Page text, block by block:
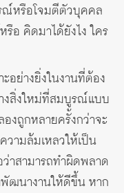
ณ์หรือโจมตีตัวบุคคล
รือ คิดมาได้ยังไง ใคร
ะอย่างยิ่งในงานที่ต้อง
างสิ่งใหม่ที่สมบูรณ์แบบ
งถูกหลายครั้งกว่าจะ
วามล้มเหลวให้เป็น
ว่าสามารถทำผิดพลาด
พัฒนางานให้ดีขึ้น หาก